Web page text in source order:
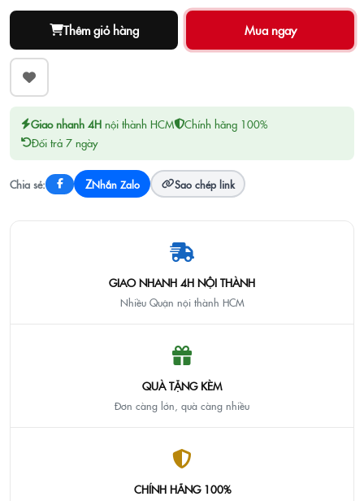
Thêm giỏ hàng
Giao nhanh 4H nội thành HCM
Chính hãng 100%
Đổi trả 7 ngày
Chia sẻ: ZNhắn Zalo Sao chép link
GIAO NHANH 4H NỘI THÀNH
Nhiều Quận nội thành HCM
QUÀ TẶNG KÈM
Đơn càng lớn, quà càng nhiều
CHÍNH HÃNG 100%